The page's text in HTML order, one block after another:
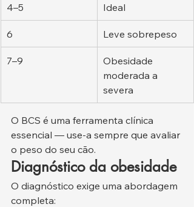
4–5 Ideal
6 Leve sobrepeso
7–9
Obesidade
moderada a
severa
O BCS é uma ferramenta clínica
essencial — use-a sempre que avaliar
o peso do seu cão.
Diagnóstico da obesidade
O diagnóstico exige uma abordagem
completa: